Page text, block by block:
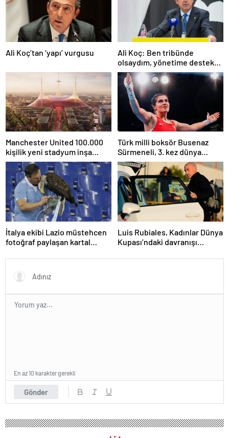
Ali Koç’tan ‘yapı’ vurgusu
Ali Koç: Ben tribünde
olsaydım, yönetime destek
olurdum
Manchester United 100.000
kişilik yeni stadyum inşa
etmeyi planlıyor
Türk milli boksör Busenaz
Sürmeneli, 3. kez dünya
şampiyonu oldu
İtalya ekibi Lazio müstehcen
fotoğraf paylaşan kartal
Luis Rubiales, Kadınlar Dünya
Kupası’ndaki davranışı
suçlu bulundu
Gönder
En az 10 karakter gerekli